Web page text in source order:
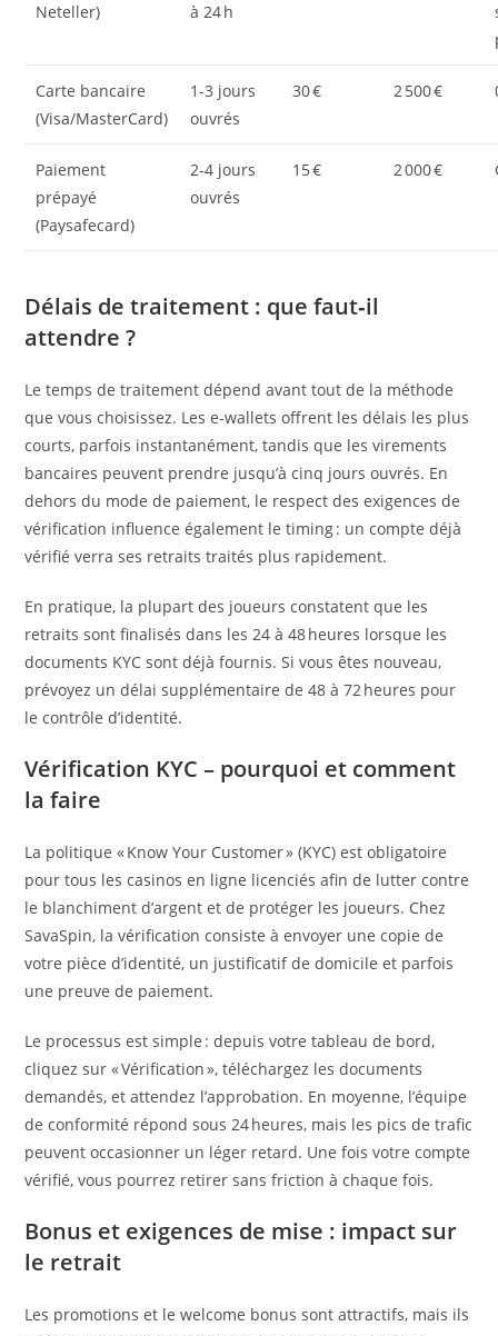
Neteller) à 24 h
Carte bancaire
(Visa/MasterCard)
1‑3 jours
ouvrés
30 € 2 500 €
Paiement
prépayé
(Paysafecard)
2‑4 jours
ouvrés
15 € 2 000 €
Délais de traitement : que faut‑il
attendre ?
Le temps de traitement dépend avant tout de la méthode
que vous choisissez. Les e‑wallets offrent les délais les plus
courts, parfois instantanément, tandis que les virements
bancaires peuvent prendre jusqu’à cinq jours ouvrés. En
dehors du mode de paiement, le respect des exigences de
vérification influence également le timing : un compte déjà
vérifié verra ses retraits traités plus rapidement.
En pratique, la plupart des joueurs constatent que les
retraits sont finalisés dans les 24 à 48 heures lorsque les
documents KYC sont déjà fournis. Si vous êtes nouveau,
prévoyez un délai supplémentaire de 48 à 72 heures pour
le contrôle d’identité.
Vérification KYC – pourquoi et comment
la faire
La politique « Know Your Customer » (KYC) est obligatoire
pour tous les casinos en ligne licenciés afin de lutter contre
le blanchiment d’argent et de protéger les joueurs. Chez
SavaSpin, la vérification consiste à envoyer une copie de
votre pièce d’identité, un justificatif de domicile et parfois
une preuve de paiement.
Le processus est simple : depuis votre tableau de bord,
cliquez sur « Vérification », téléchargez les documents
demandés, et attendez l’approbation. En moyenne, l’équipe
de conformité répond sous 24 heures, mais les pics de trafic
peuvent occasionner un léger retard. Une fois votre compte
vérifié, vous pourrez retirer sans friction à chaque fois.
Bonus et exigences de mise : impact sur
le retrait
Les promotions et le welcome bonus sont attractifs, mais ils